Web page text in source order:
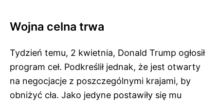
Wojna celna trwa
Tydzień temu, 2 kwietnia, Donald Trump ogłosił
program ceł. Podkreślił jednak, że jest otwarty
na negocjacje z poszczególnymi krajami, by
obniżyć cła. Jako jedyne postawiły się mu